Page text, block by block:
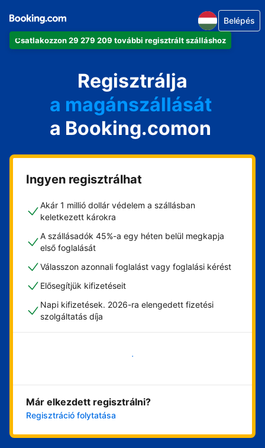
Csatlakozzon 29 279 209 további regisztrált szálláshoz
Belépés
Regisztrálja
az apartmanját
a szállodáját
a magánszállását
a vendégházát
a házát
a Booking.comon
Ingyen regisztrálhat
Akár 1 millió dollár védelem a szállásban
keletkezett károkra
A szállásadók 45%-a egy héten belül megkapja
első foglalását
Válasszon azonnali foglalást vagy foglalási kérést
Elősegítjük kifizetéseit
Napi kifizetések. 2026-ra elengedett fizetési
szolgáltatás díja
Vágjon bele most
Már elkezdett regisztrálni?
Regisztráció folytatása